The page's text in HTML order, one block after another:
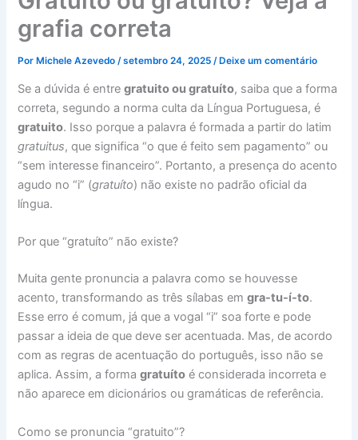
grafia correta
PorMichele Azevedo /setembro 24, 2025 /Deixe um comentário
Se a dúvida é entregratuito ou gratuíto, saiba que a forma
correta, segundo a norma culta da Língua Portuguesa, é
gratuito. Isso porque a palavra é formada a partir do latim
gratuitus, que significa “o que é feito sem pagamento” ou
“sem interesse financeiro”. Portanto, a presença do acento
agudo no “i” (gratuíto) não existe no padrão oficial da
língua.
Por que “gratuíto” não existe?
Muita gente pronuncia a palavra como se houvesse
acento, transformando as três sílabas emgra-tu-í-to.
Esse erro é comum, já que a vogal “i” soa forte e pode
passar a ideia de que deve ser acentuada. Mas, de acordo
com as regras de acentuação do português, isso não se
aplica. Assim, a formagratuíto é considerada incorreta e
não aparece em dicionários ou gramáticas de referência.
Como se pronuncia “gratuito”?